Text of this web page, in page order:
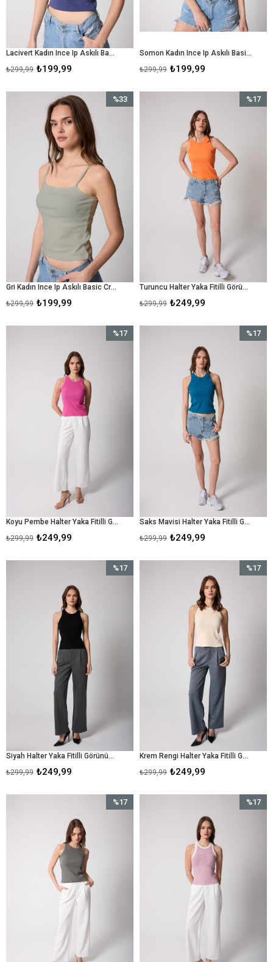
Lacivert Kadın Ince Ip Askılı Basic Crop Atlet -2466
₺199,99
₺299,99
Somon Kadın Ince Ip Askılı Basic Crop Atlet -2466
₺199,99
₺299,99
Gri Kadın Ince Ip Askılı Basic Crop Atlet -2466
₺199,99
₺299,99
%33
Turuncu Halter Yaka Fitilli Görünümlü Kadın Atlet - 2502
₺249,99
₺299,99
%17
Koyu Pembe Halter Yaka Fitilli Görünümlü Kadın Atlet - 2502
₺249,99
₺299,99
%17
Saks Mavisi Halter Yaka Fitilli Görünümlü Kadın Atlet - 2502
₺249,99
₺299,99
%17
Siyah Halter Yaka Fitilli Görünümlü Kadın Atlet - 2502
₺249,99
₺299,99
%17
Krem Rengi Halter Yaka Fitilli Görünümlü Kadın Atlet - 2502
₺249,99
₺299,99
%17
%17
%17